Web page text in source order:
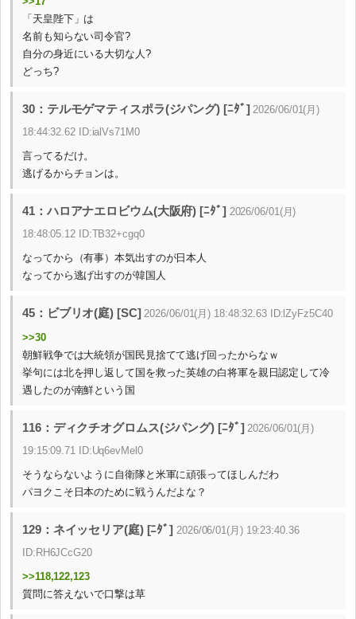
「天皇陛下」は
名前も知らない司令官?
自分の身近にいる大切な人?
どっち?
30：テルモゲマティスポラ(ジパング) [ﾆﾀﾞ] 2026/06/01(月)
18:44:32.62 ID:ialVs71M0
言ってるだけ。
逃げるからチョンは。
41：ハロアナエロビウム(大阪府) [ﾆﾀﾞ] 2026/06/01(月)
18:48:05.12 ID:TB32+cgq0
なってから（有事）本気出すのが日本人
なってから逃げ出すのが韓国人
45：ビブリオ(庭) [SC] 2026/06/01(月) 18:48:32.63 ID:lZyFz5C40
>>30
朝鮮戦争では大統領が国民見捨てて逃げ回ったからなｗ
挙句には北を押し返して国を救った英雄の白将軍を親日認定して冷
遇したのが南鮮という国
116：ディクチオグロムス(ジパング) [ﾆﾀﾞ] 2026/06/01(月)
19:15:09.71 ID:Uq6evMel0
そうならないように自衛隊と米軍に頑張ってほしんだわ
パヨクこそ日本のために戦うんだよな？
129：ネイッセリア(庭) [ﾆﾀﾞ] 2026/06/01(月) 19:23:40.36
ID:RH6JCcG20
>>118,122,123
質問に答えないで口撃は草